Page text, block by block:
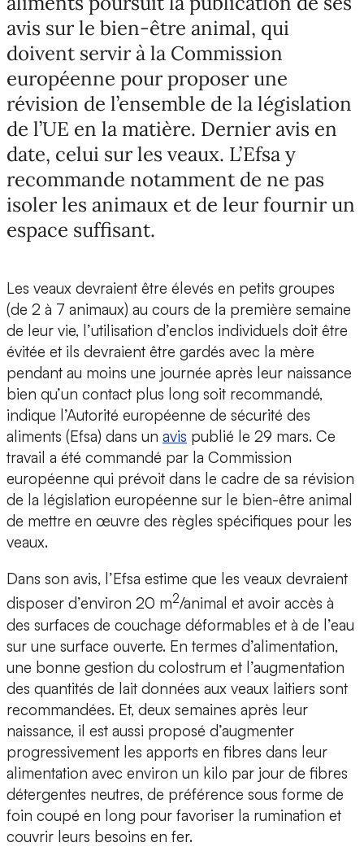
avis sur le bien-être animal, qui
doivent servir à la Commission
européenne pour proposer une
révision de l’ensemble de la législation
de l’UE en la matière. Dernier avis en
date, celui sur les veaux. L’Efsa y
recommande notamment de ne pas
isoler les animaux et de leur fournir un
espace suffisant.
Les veaux devraient être élevés en petits groupes
(de 2 à 7 animaux) au cours de la première semaine
de leur vie, l’utilisation d’enclos individuels doit être
évitée et ils devraient être gardés avec la mère
pendant au moins une journée après leur naissance
bien qu’un contact plus long soit recommandé,
indique l’Autorité européenne de sécurité des
aliments (Efsa) dans un avis publié le 29 mars. Ce
travail a été commandé par la Commission
européenne qui prévoit dans le cadre de sa révision
de la législation européenne sur le bien-être animal
de mettre en œuvre des règles spécifiques pour les
veaux.
Dans son avis, l’Efsa estime que les veaux devraient
disposer d’environ 20 m2/animal et avoir accès à
des surfaces de couchage déformables et à de l’eau
sur une surface ouverte. En termes d’alimentation,
une bonne gestion du colostrum et l’augmentation
des quantités de lait données aux veaux laitiers sont
recommandées. Et, deux semaines après leur
naissance, il est aussi proposé d’augmenter
progressivement les apports en fibres dans leur
alimentation avec environ un kilo par jour de fibres
détergentes neutres, de préférence sous forme de
foin coupé en long pour favoriser la rumination et
couvrir leurs besoins en fer.